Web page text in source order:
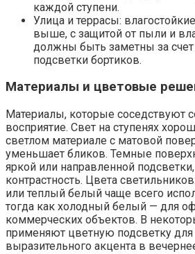
каждой ступени.
Улица и террасы:
выше, с защитой от пыли и
должны быть заметны за счет
подсветки бортиков.
Материалы и цветовые
Материалы, которые соседствуют
восприятие. Свет на ступенях
светлом материале с матовой
уменьшает бликов. Темные
яркой или направленной
контрастность. Цвета
или теплый белый чаще всего
тогда как холодный белый — для
коммерческих объектов. В
применяют цветную подсветку для
выразительного акцента в